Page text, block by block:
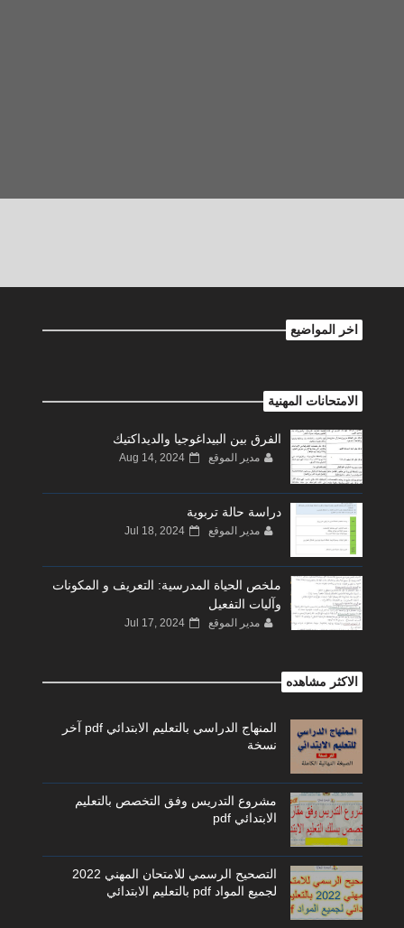
اخر المواضيع
الامتحانات المهنية
الفرق بين البيداغوجيا والديداكتيك
مدير الموقع Aug 14, 2024
دراسة حالة تربوية
مدير الموقع Jul 18, 2024
ملخص الحياة المدرسية: التعريف و المكونات
وآليات التفعيل
مدير الموقع Jul 17, 2024
الاكثر مشاهده
المنهاج الدراسي بالتعليم الابتدائي pdf آخر
نسخة
مشروع التدريس وفق التخصص بالتعليم
الابتدائي pdf
التصحيح الرسمي للامتحان المهني 2022
لجميع المواد pdf بالتعليم الابتدائي